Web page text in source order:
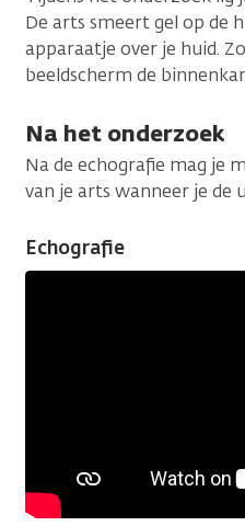
De arts smeert gel op de
apparaatje over je huid.
beeldscherm de
Na het onderzoek
Na de echografie mag je
van je arts wanneer je de
Echografie